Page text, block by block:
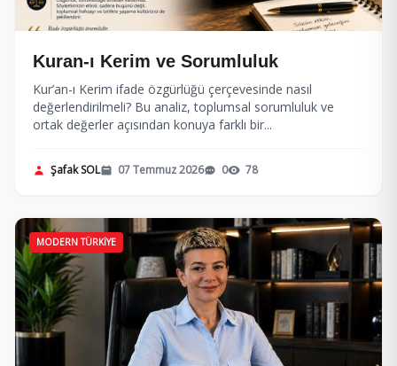
Kuran-ı Kerim ve Sorumluluk
Kur’an-ı Kerim ifade özgürlüğü çerçevesinde nasıl
değerlendirilmeli? Bu analiz, toplumsal sorumluluk ve
ortak değerler açısından konuya farklı bir...
Şafak SOL 07 Temmuz 2026 0 78
MODERN TÜRKIYE